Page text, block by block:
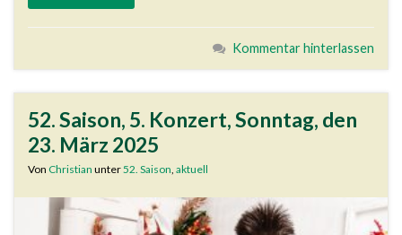
Kommentar hinterlassen
52. Saison, 5. Konzert, Sonntag, den
23. März 2025
Von Christian unter52. Saison, aktuell